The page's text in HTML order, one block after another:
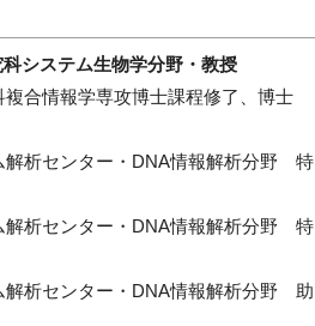
システム生物学分野・教授
合情報学専攻博士課程修了、博士
解析センター・DNA情報解析分野 特
解析センター・DNA情報解析分野 特
解析センター・DNA情報解析分野 助